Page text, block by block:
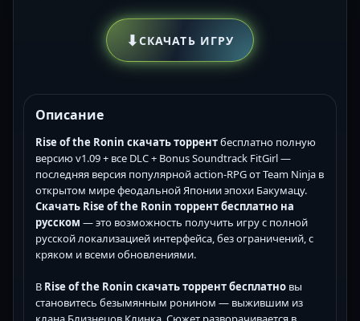
⬇СКАЧАТЬ ИГРУ
Описание
Rise of the Ronin скачать торрентбесплатно полную
версию v1.09 + все DLC + Bonus Soundtrack FitGirl —
последняя версия популярной action-RPG от Team Ninja в
открытом мире феодальной Японии эпохи Бакумацу.
Скачать Rise of the Ronin торрент бесплатно на
русском — это возможность получить игру с полной
русской локализацией интерфейса, без ограничений, с
кряком и всеми обновлениями.
В Rise of the Ronin скачать торрент бесплатно вы
становитесь безымянным ронином — выжившим из